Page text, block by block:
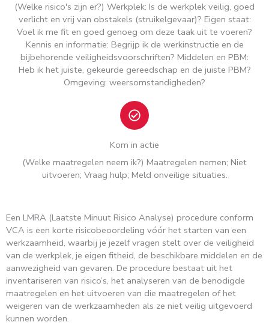
(Welke risico's zijn er?) Werkplek: Is de werkplek veilig, goed
verlicht en vrij van obstakels (struikelgevaar)? Eigen staat:
Voel ik me fit en goed genoeg om deze taak uit te voeren?
Kennis en informatie: Begrijp ik de werkinstructie en de
bijbehorende veiligheidsvoorschriften? Middelen en PBM:
Heb ik het juiste, gekeurde gereedschap en de juiste PBM?
Omgeving: weersomstandigheden?
Kom in actie
(Welke maatregelen neem ik?) Maatregelen nemen; Niet
uitvoeren; Vraag hulp; Meld onveilige situaties.
Een LMRA (Laatste Minuut Risico Analyse) procedure conform
VCA is een korte risicobeoordeling vóór het starten van een
werkzaamheid, waarbij je jezelf vragen stelt over de veiligheid
van de werkplek, je eigen fitheid, de beschikbare middelen en de
aanwezigheid van gevaren. De procedure bestaat uit het
inventariseren van risico’s, het analyseren van de benodigde
maatregelen en het uitvoeren van die maatregelen of het
weigeren van de werkzaamheden als ze niet veilig uitgevoerd
kunnen worden.